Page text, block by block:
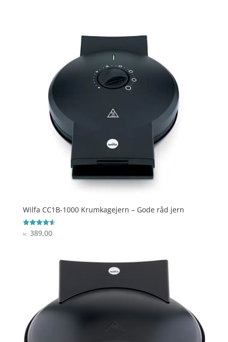
Wilfa CC1B-1000 Krumkagejern – Gode råd jern
Vurderet
4.6
kr. 389,00